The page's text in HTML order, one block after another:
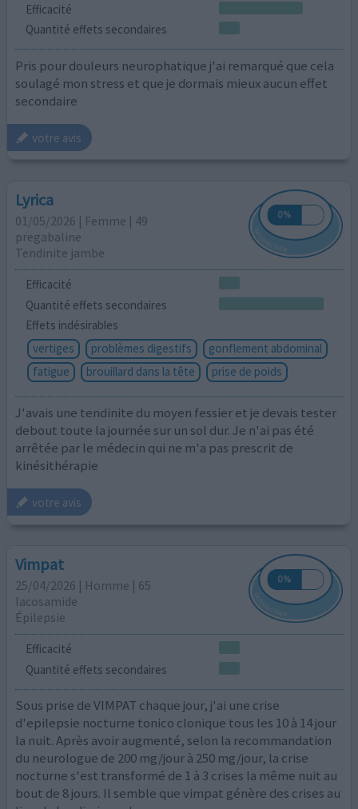
Efficacité
Quantité effets secondaires
Pris pour douleurs neurophatique j'ai remarqué que cela
soulagé mon stress et que je dormais mieux aucun effet
secondaire
votre avis
Lyrica
01/05/2026 | Femme | 49
pregabaline
Tendinite jambe
Efficacité
Quantité effets secondaires
Effets indésirables
vertiges
problèmes digestifs
gonflement abdominal
fatigue
brouillard dans la tête prise de poids
J'avais une tendinite du moyen fessier et je devais tester
debout toute la journée sur un sol dur. Je n'ai pas été
arrêtée par le médecin qui ne m'a pas prescrit de
kinésithérapie
votre avis
Vimpat
25/04/2026 | Homme | 65
lacosamide
Épilepsie
Efficacité
Quantité effets secondaires
Sous prise de VIMPAT chaque jour, j'ai une crise
d'epilepsie nocturne tonico clonique tous les 10 à 14 jour
la nuit. Après avoir augmenté, selon la recommandation
du neurologue de 200 mg/jour à 250 mg/jour, la crise
nocturne s'est transformé de 1 à 3 crises la même nuit au
bout de 8 jours. Il semble que vimpat génère des crises au